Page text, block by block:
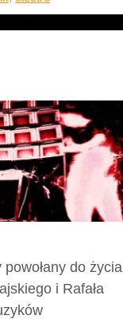
do życia
i Rafała